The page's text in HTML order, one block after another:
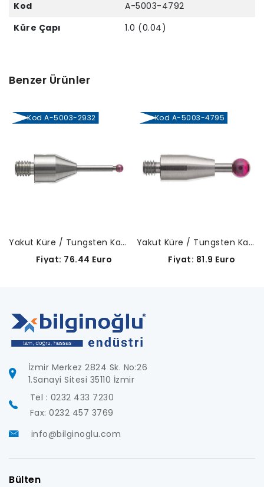
Kod
A-5003-4792
Küre Çapı
1.0 (0.04)
Benzer Ürünler
Kod A-5003-2932
Yakut Küre / Tungsten Karbür Gövde-A-5003-2932
Fiyat: 76.44 Euro
Kod A-5003-4795
Yakut Küre / Tungsten Karbür Gövde-A-5003-4795
Fiyat: 81.9 Euro
İzmir Merkez 2824 Sk. No:26
1.Sanayi Sitesi 35110 İzmir
Tel : 0232 433 7230
Fax: 0232 457 3769
info@bilginoglu.com
Bülten